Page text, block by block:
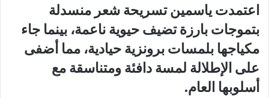
اعتمدت ياسمين تسريحة شعر منسدلة
بتموجات بارزة تضيف حيوية ناعمة، بينما جاء
مكياجها بلمسات برونزية حيادية، مما أضفى
على الإطلالة لمسة دافئة ومتناسقة مع
أسلوبها العام.